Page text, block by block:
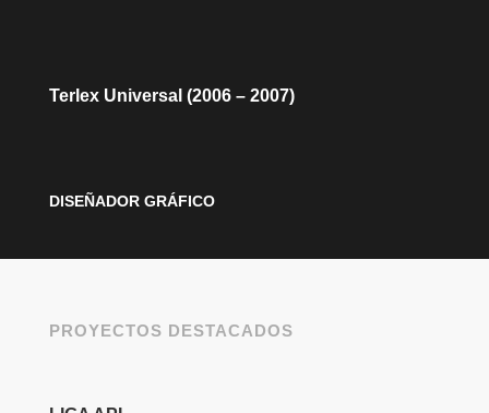
Terlex Universal (2006 – 2007)
DISEÑADOR GRÁFICO
PROYECTOS DESTACADOS